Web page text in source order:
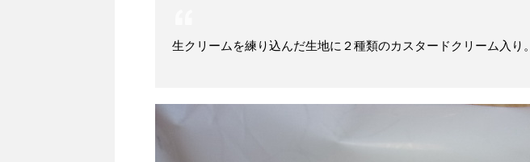
生クリームを練り込んだ生地に２種類のカスタードクリーム入り。